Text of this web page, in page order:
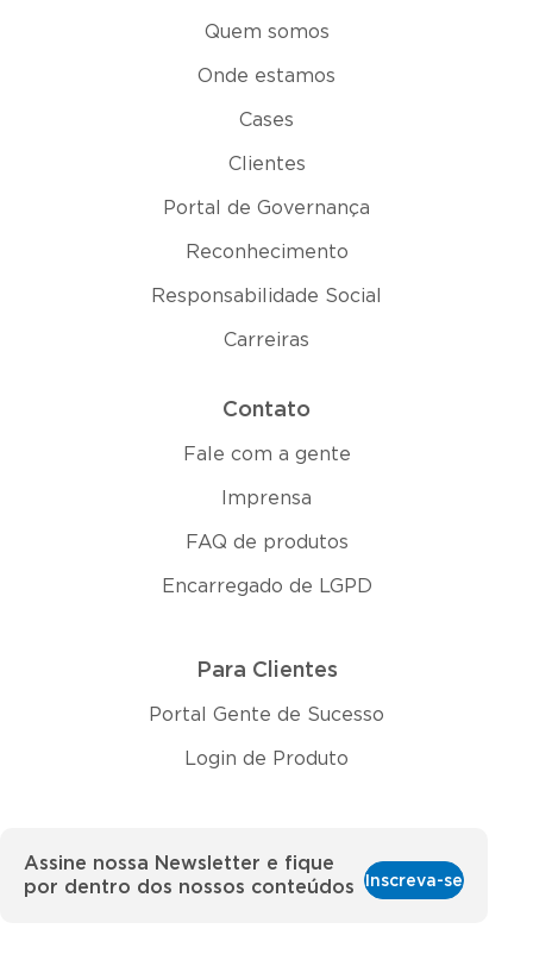
Quem somos
Onde estamos
Cases
Clientes
Portal de Governança
Reconhecimento
Responsabilidade Social
Carreiras
Contato
Fale com a gente
Imprensa
FAQ de produtos
Encarregado de LGPD
Para Clientes
Portal Gente de Sucesso
Login de Produto
Assine nossa Newsletter e fique
por dentro dos nossos conteúdos
Inscreva-se